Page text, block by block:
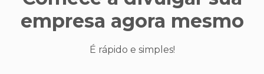
empresa agora mesmo
É rápido e simples!